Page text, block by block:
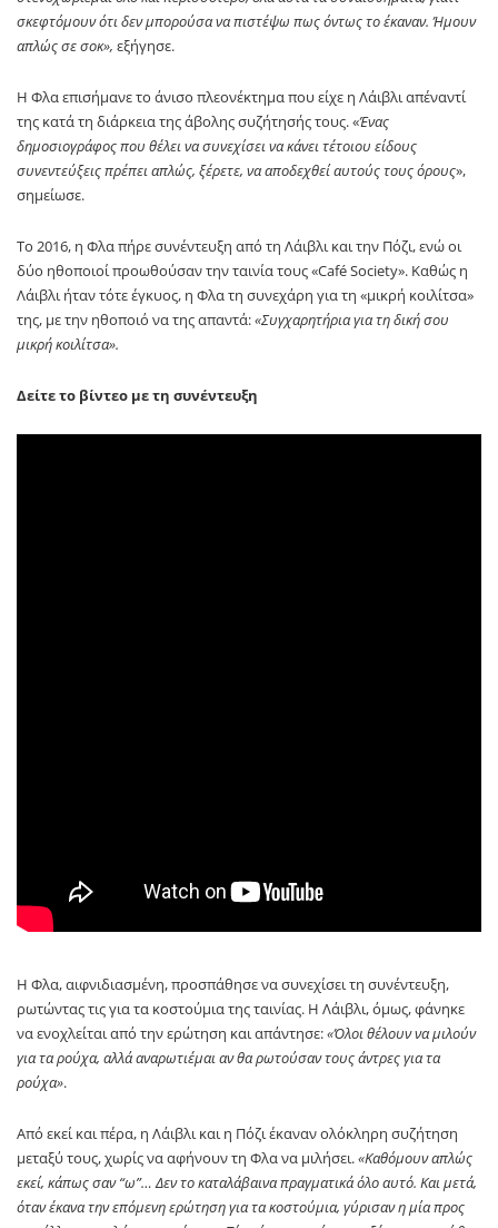
σκεφτόμουν ότι δεν μπορούσα να πιστέψω πως όντως το έκαναν. Ήμουν
απλώς σε σοκ», εξήγησε.
Η Φλα επισήμανε το άνισο πλεονέκτημα που είχε η Λάιβλι απέναντί
της κατά τη διάρκεια της άβολης συζήτησής τους. «Ένας
δημοσιογράφος που θέλει να συνεχίσει να κάνει τέτοιου είδους
συνεντεύξεις πρέπει απλώς, ξέρετε, να αποδεχθεί αυτούς τους όρους»,
σημείωσε.
Το 2016, η Φλα πήρε συνέντευξη από τη Λάιβλι και την Πόζι, ενώ οι
δύο ηθοποιοί προωθούσαν την ταινία τους «Café Society». Καθώς η
Λάιβλι ήταν τότε έγκυος, η Φλα τη συνεχάρη για τη «μικρή κοιλίτσα»
της, με την ηθοποιό να της απαντά:«Συγχαρητήρια για τη δική σου
μικρή κοιλίτσα».
Δείτε το βίντεο με τη συνέντευξη
Η Φλα, αιφνιδιασμένη, προσπάθησε να συνεχίσει τη συνέντευξη,
ρωτώντας τις για τα κοστούμια της ταινίας. Η Λάιβλι, όμως, φάνηκε
να ενοχλείται από την ερώτηση και απάντησε:«Όλοι θέλουν να μιλούν
για τα ρούχα, αλλά αναρωτιέμαι αν θα ρωτούσαν τους άντρες για τα
ρούχα».
Από εκεί και πέρα, η Λάιβλι και η Πόζι έκαναν ολόκληρη συζήτηση
μεταξύ τους, χωρίς να αφήνουν τη Φλα να μιλήσει.«Καθόμουν απλώς
εκεί, κάπως σαν “ω”… Δεν το καταλάβαινα πραγματικά όλο αυτό. Και μετά,
όταν έκανα την επόμενη ερώτηση για τα κοστούμια, γύρισαν η μία προς